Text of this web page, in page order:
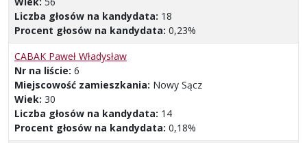
Liczba głosów na kandydata: 18
Procent głosów na kandydata: 0,23%
CABAK Paweł Władysław
Nr na liście: 6
Miejscowość zamieszkania: Nowy Sącz
Wiek: 30
Liczba głosów na kandydata: 14
Procent głosów na kandydata: 0,18%